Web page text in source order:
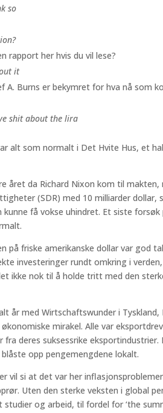
so
rapport her hvis du vil lese?
it
A. Burns er bekymret for hva nå som
shit about the lira
alt som normalt i Det Hvite Hus, et
året da Richard Nixon kom til
(SDR) med 10 milliarder dollar,
kunne få vokse uhindret. Et siste
på friske amerikanske dollar var god
investeringer rundt omkring i
ikke nok til å holde tritt med den
år med Wirtschaftswunder i Tyskland,
mirakel. Alle var
fra deres suksessrike
opp pengemengdene lokalt.
vil si at det var her
Uten den sterke veksten i global
og arbeid, til fordel for ‘the